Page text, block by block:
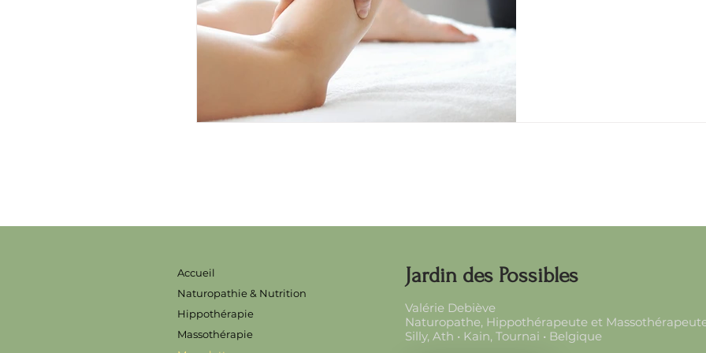
Accueil
Naturopathie & Nutrition
Hippothérapie
Massothérapie
Jardin des Possibles
Valérie Debiève
Naturopathe, Hippothérapeute et
Silly, Ath • Kain, Tournai • Belgique